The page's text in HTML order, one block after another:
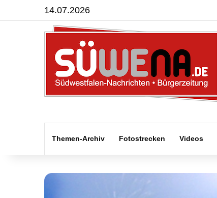
14.07.2026
Themen-Archiv Fotostrecken Videos